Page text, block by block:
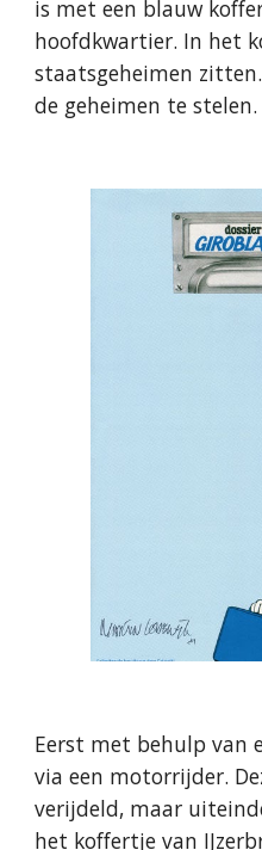
is met een blauw
hoofdkwartier. In het
staatsgeheimen
de geheimen te stelen.
Eerst met behulp van
via een motorrijder.
verijdeld, maar
het koffertje van